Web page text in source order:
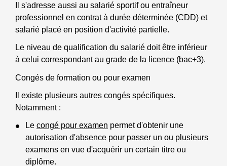
Il s'adresse aussi au salarié sportif ou entraîneur
professionnel en contrat à durée déterminée (CDD) et
salarié placé en position d'activité partielle.
Le niveau de qualification du salarié doit être inférieur
à celui correspondant au grade de la licence (bac+3).
Congés de formation ou pour examen
Il existe plusieurs autres congés spécifiques.
Notamment :
Le congé pour examen permet d'obtenir une
autorisation d'absence pour passer un ou plusieurs
examens en vue d'acquérir un certain titre ou
diplôme.